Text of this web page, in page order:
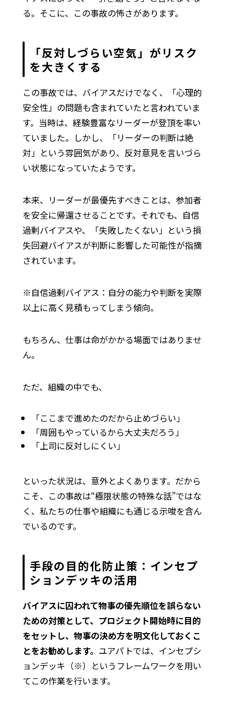
る。そこに、この事故の怖さがあります。
「反対しづらい空気」がリスク
を大きくする
この事故では、バイアスだけでなく、「心理的
安全性」の問題も含まれていたと言われていま
す。当時は、経験豊富なリーダーが登頂を率い
ていました。しかし、「リーダーの判断は絶
対」という雰囲気があり、反対意見を言いづら
い状態になっていたようです。
本来、リーダーが最優先すべきことは、参加者
を安全に帰還させることです。それでも、自信
過剰バイアスや、「失敗したくない」という損
失回避バイアスが判断に影響した可能性が指摘
されています。
※自信過剰バイアス：自分の能力や判断を実際
以上に高く見積もってしまう傾向。
もちろん、仕事は命がかかる場面ではありませ
ん。
ただ、組織の中でも、
「ここまで進めたのだから止めづらい」
「周囲もやっているから大丈夫だろう」
「上司に反対しにくい」
といった状況は、意外とよくあります。だから
こそ、この事故は“極限状態の特殊な話”ではな
く、私たちの仕事や組織にも通じる示唆を含ん
でいるのです。
手段の目的化防止策：インセプ
ションデッキの活用
バイアスに囚われて物事の優先順位を誤らない
ための対策として、プロジェクト開始時に目的
をセットし、物事の決め方を明文化しておくこ
とをお勧めします。 ユアパトでは、インセプシ
ョンデッキ（※）というフレームワークを用い
てこの作業を行います。